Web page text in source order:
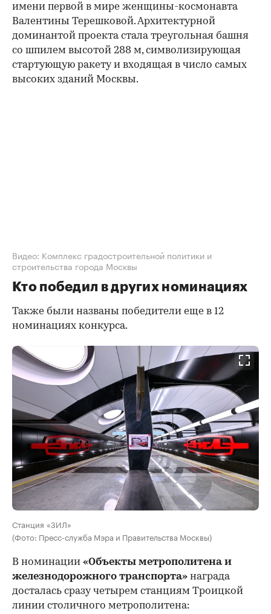
00:00 / 00:00
имени первой в мире женщины-космонавта
Валентины Терешковой. Архитектурной
доминантой проекта стала треугольная башня
со шпилем высотой 288 м, символизирующая
стартующую ракету и входящая в число самых
высоких зданий Москвы.
Видео: Комплекс градостроительной политики и
строительства города Москвы
Кто победил в других номинациях
Также были названы победители еще в 12
номинациях конкурса.
Станция «ЗИЛ»
(Фото: Пресс-служба Мэра и Правительства Москвы)
В номинации «Объекты метрополитена и
железнодорожного транспорта» награда
досталась сразу четырем станциям Троицкой
линии столичного метрополитена: